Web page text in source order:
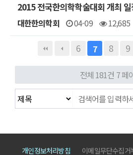
2015 전국한의학학술대회 개최
대한한의학회 04-09 12,685
6 7 8 9
전체 181건 7 페
개인정보처리방침 이메일무단수집거